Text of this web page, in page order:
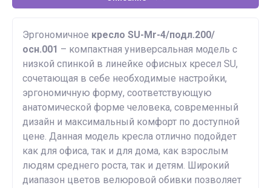
Эргономичное кресло SU-Mr-4/подл.200/
осн.001 – компактная универсальная модель с
низкой спинкой в линейке офисных кресел SU,
сочетающая в себе необходимые настройки,
эргономичную форму, соответствующую
анатомической форме человека, современный
дизайн и максимальный комфорт по доступной
цене. Данная модель кресла отлично подойдет
как для офиса, так и для дома, как взрослым
людям среднего роста, так и детям. Широкий
диапазон цветов велюровой обивки позволяет